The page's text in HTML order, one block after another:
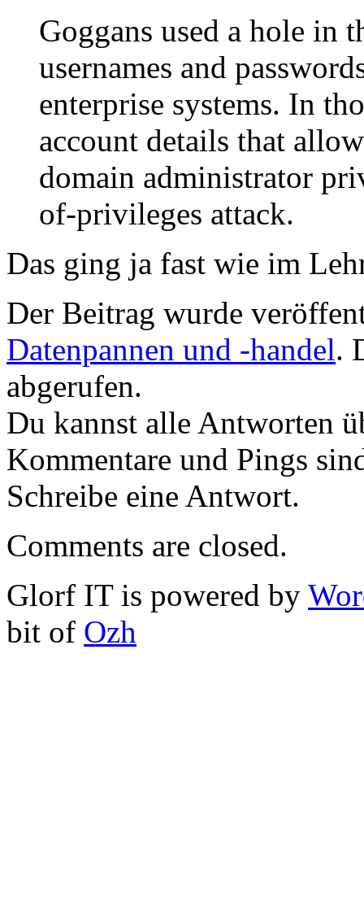
Goggans used a hole in
usernames and
enterprise systems. In
account details that
domain administrator
of-privileges attack.
Das ging ja fast wie im
Der Beitrag wurde
Datenpannen und -handel.
abgerufen.
Du kannst alle Antworten
Kommentare und Pings
Schreibe eine Antwort.
Comments are closed.
Glorf IT is powered by
bit of Ozh